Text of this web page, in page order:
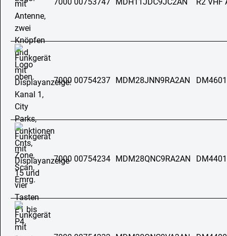
7000 00754237 MDM28JNN9RA2AN
7000 00754234 MDM28QNC9RA2AN